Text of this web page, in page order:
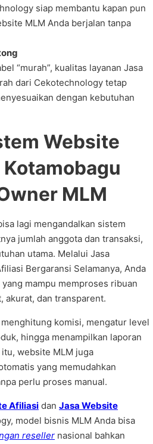
siap membantu kapan pun
MLM Anda berjalan tanpa
“murah”, kualitas layanan Jasa
dari Cekotechnology tetap
dengan kebutuhan
Website
MLM
lagi mengandalkan sistem
jumlah anggota dan transaksi,
utama. Melalui Jasa
Bergaransi Selamanya, Anda
mampu memproses ribuan
akurat, dan transparent.
komisi, mengatur level
hingga menampilkan laporan
website MLM juga
yang memudahkan
perlu proses manual.
Afiliasi dan Jasa Website
model bisnis MLM Anda bisa
reseller nasional bahkan